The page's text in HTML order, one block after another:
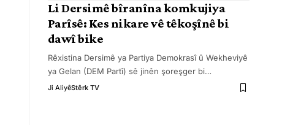
Li Dersimê bîranîna komkujiya
Parîsê: Kes nikare vê têkoşînê bi
dawî bike
Rêxistina Dersimê ya Partiya Demokrasî û Wekheviyê
ya Gelan (DEM Partî) sê jinên şoreşger bi…
Ji AliyêStêrk TV